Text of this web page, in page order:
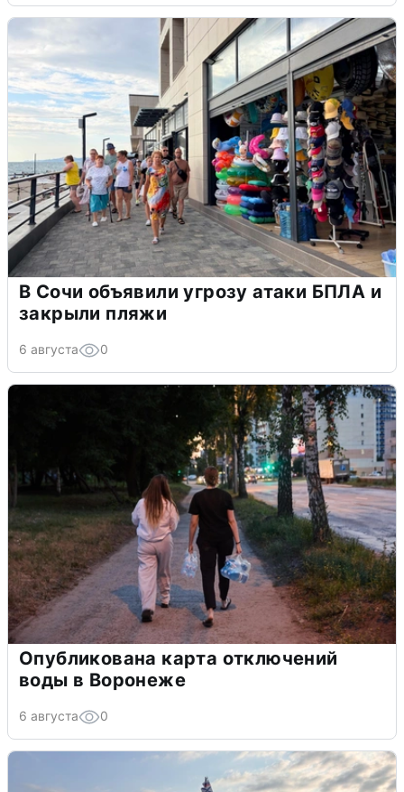
В Сочи объявили угрозу атаки БПЛА и
закрыли пляжи
6 августа 0
Опубликована карта отключений
воды в Воронеже
6 августа 0